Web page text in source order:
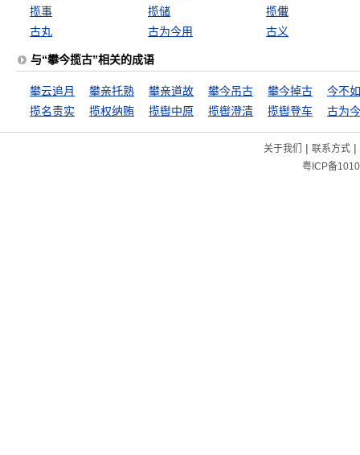
揽事
揽储
揽儎
古丸
古为今用 古义
与“攀今揽古”相关的成语
攀云追月 攀亲托熟 攀亲道故 攀今吊古 攀今掉古
今不
揽名责实
揽权纳贿 揽辔中原 揽辔澄清 揽辔登车 古为
关于我们 | 联系方式|
粤ICP备